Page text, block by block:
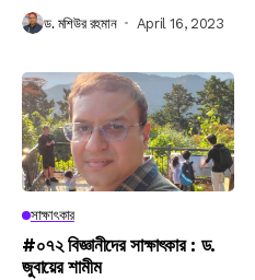
ড. মশিউর রহমান April 16, 2023
সাক্ষাৎকার
#০৭২ বিজ্ঞানীদের সাক্ষাৎকার : ড.
জুবায়ের শামীম